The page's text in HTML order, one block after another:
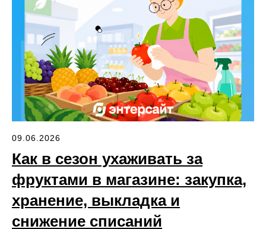
09.06.2026
Как в сезон ухаживать за
фруктами в магазине: закупка,
хранение, выкладка и
снижение списаний